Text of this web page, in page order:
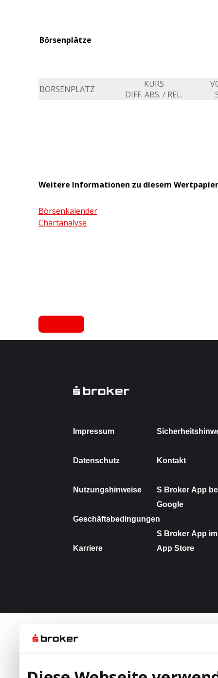
Börsenplätze
BÖRSENPLATZ
KURS
DIFF. ABS. / REL.
Weitere Informationen zu diesem Wertpapier
Börsenkalender
Chartanalyse